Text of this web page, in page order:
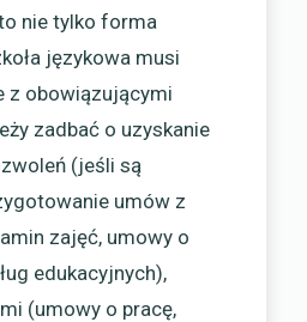
nie tylko forma
językowa musi
z obowiązującymi
zadbać o uzyskanie
(jeśli są
umów z
zajęć, umowy o
edukacyjnych),
(umowy o pracę,